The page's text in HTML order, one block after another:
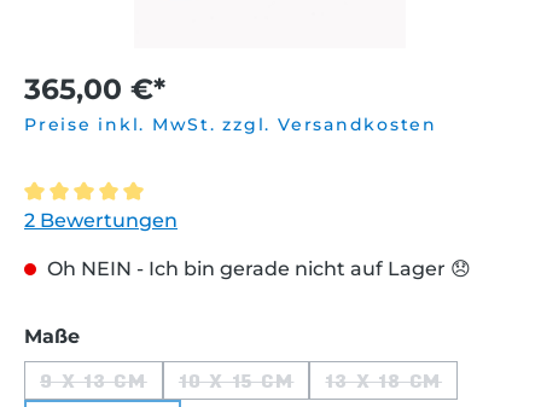
365,00 €*
Preise inkl. MwSt. zzgl. Versandkosten
Durchschnittliche Bewertung von 5 von 5 Sternen
2 Bewertungen
Oh NEIN - Ich bin gerade nicht auf Lager 😞
Maßeauswählen
9 X 13 CM
(DIESE OPTION IST ZURZEIT NICHT
10 X 15 CM
(DIESE OPTION IST ZURZEIT
13 X 18 CM
(DIESE OPTION